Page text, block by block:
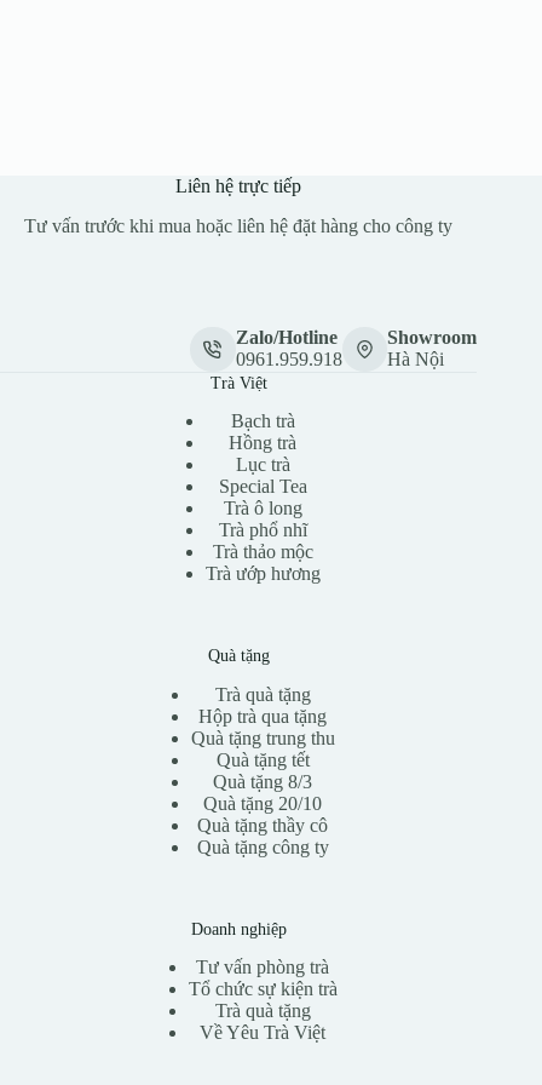
Liên hệ trực tiếp
Tư vấn trước khi mua hoặc liên hệ đặt hàng cho công ty
Zalo/Hotline
0961.959.918
Showroom
Hà Nội
Trà Việt
Bạch trà
Hồng trà
Lục trà
Special Tea
Trà ô long
Trà phổ nhĩ
Trà thảo mộc
Trà ướp hương
Quà tặng
Trà quà tặng
Hộp trà qua tặng
Quà tặng trung thu
Quà tặng tết
Quà tặng 8/3
Quà tặng 20/10
Quà tặng thầy cô
Quà tặng công ty
Doanh nghiệp
Tư vấn phòng trà
Tổ chức sự kiện trà
Trà quà tặng
Về Yêu Trà Việt